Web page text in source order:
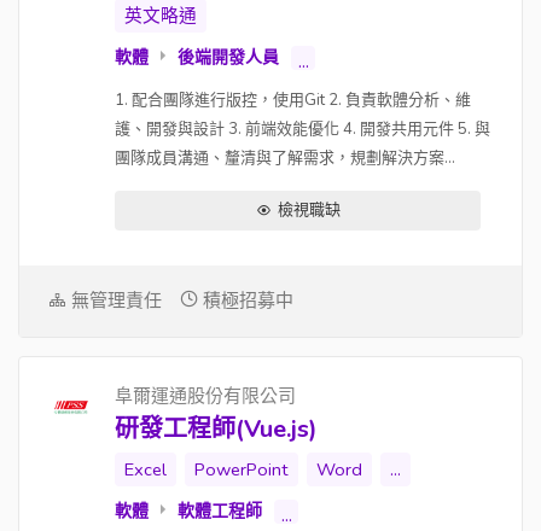
英文略通
軟體 後端開發人員 ...
1. 配合團隊進行版控，使用Git 2. 負責軟體分析、維
護、開發與設計 3. 前端效能優化 4. 開發共用元件 5. 與
團隊成員溝通、釐清與了解需求，規劃解決方案...
檢視職缺
無管理責任 積極招募中
阜爾運通股份有限公司
研發工程師(Vue.js)
Excel PowerPoint Word ...
軟體 軟體工程師 ...